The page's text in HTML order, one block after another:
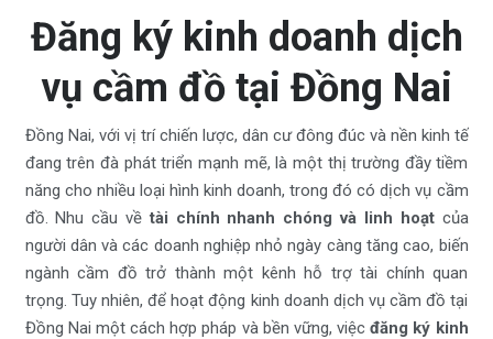
Đăng ký kinh doanh dịch
vụ cầm đồ tại Đồng Nai
Đồng Nai, với vị trí chiến lược, dân cư đông đúc và nền kinh tế
đang trên đà phát triển mạnh mẽ, là một thị trường đầy tiềm
năng cho nhiều loại hình kinh doanh, trong đó có dịch vụ cầm
đồ. Nhu cầu vềtài chính nhanh chóng và linh hoạtcủa
người dân và các doanh nghiệp nhỏ ngày càng tăng cao, biến
ngành cầm đồ trở thành một kênh hỗ trợ tài chính quan
trọng. Tuy nhiên, để hoạt động kinh doanh dịch vụ cầm đồ tại
Đồng Nai một cách hợp pháp và bền vững, việcđăng ký kinh